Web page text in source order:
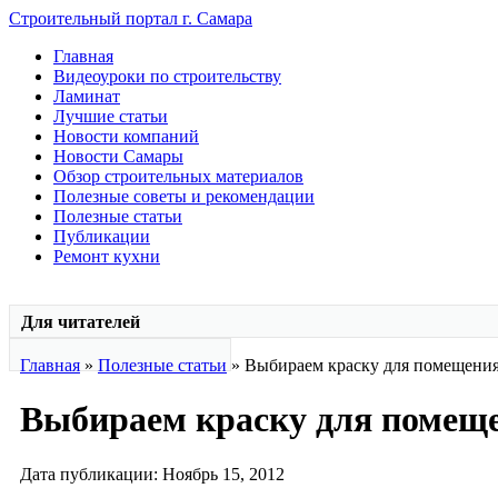
Строительный портал г. Самара
Главная
Видеоуроки по строительству
Ламинат
Лучшие статьи
Новости компаний
Новости Самары
Обзор строительных материалов
Полезные советы и рекомендации
Полезные статьи
Публикации
Ремонт кухни
Для читателей
Главная » Полезные статьи » Выбираем краску для
Выбираем краску для
Дата публикации: Ноябрь 15, 2012